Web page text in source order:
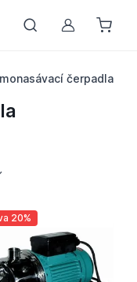
Můj účet
čerpadla
20%